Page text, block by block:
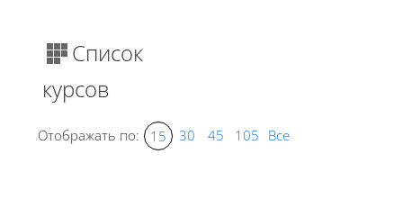
Список
курсов
Отображать по: 15 30 45 105 Все